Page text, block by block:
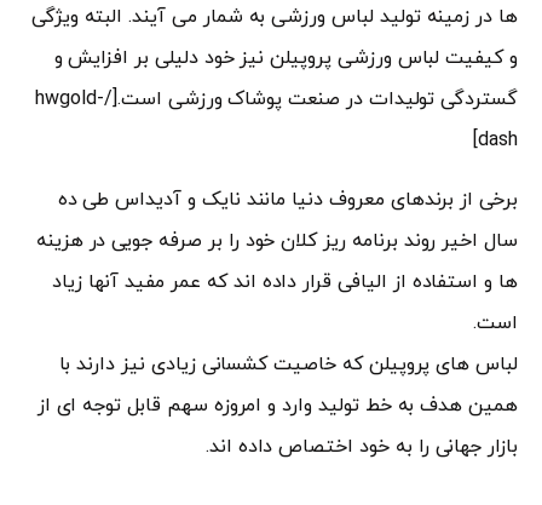
ها در زمینه تولید لباس ورزشی به شمار می آیند. البته ویژگی
و کیفیت لباس ورزشی پروپیلن نیز خود دلیلی بر افزایش و
گستردگی تولیدات در صنعت پوشاک ورزشی است.[/hwgold-
dash]
برخی از برندهای معروف دنیا مانند نایک و آدیداس طی ده
سال اخیر روند برنامه ریز کلان خود را بر صرفه جویی در هزینه
ها و استفاده از الیافی قرار داده اند که عمر مفید آنها زیاد
است.
لباس های پروپیلن که خاصیت کشسانی زیادی نیز دارند با
همین هدف به خط تولید وارد و امروزه سهم قابل توجه ای از
بازار جهانی را به خود اختصاص داده اند.